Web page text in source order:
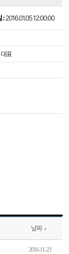
:2016.01.05 12:00:00
대표
날짜
2016-11-23